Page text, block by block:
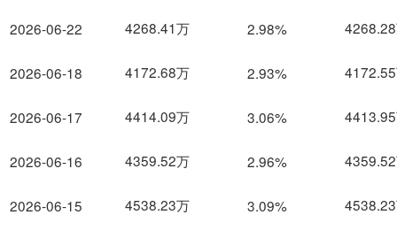
2026-06-22
2026-06-18
2026-06-17
2026-06-16
2026-06-15
4268.41万 2.98%
4172.68万 2.93%
4414.09万 3.06%
4359.52万 2.96%
4538.23万 3.09%